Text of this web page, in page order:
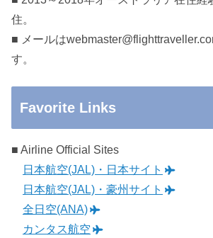
住。
■ メールは
す。
Favorite Links
■ Airline Official Sites
日本航空(JAL)・日本サイト
日本航空(JAL)・豪州サイト
全日空(ANA)
カンタス航空